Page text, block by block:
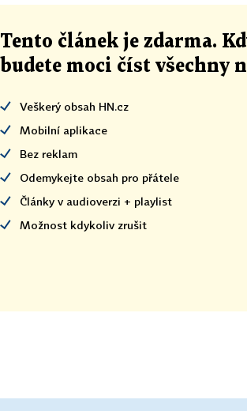
Tento článek je zdarma.
budete moci číst všechny
Veškerý obsah HN.cz
Mobilní aplikace
Bez reklam
Odemykejte obsah pro přátele
Články v audioverzi + playlist
Možnost kdykoliv zrušit